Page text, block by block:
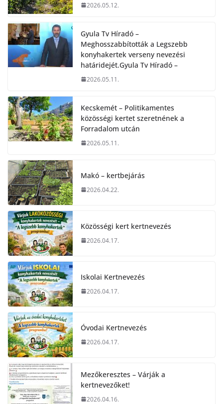
2026.05.12.
Gyula Tv Híradó –
Meghosszabbították a Legszebb
konyhakertek verseny nevezési
határidejét.Gyula Tv Híradó –
2026.05.11.
Kecskemét – Politikamentes
közösségi kertet szeretnének a
Forradalom utcán
2026.05.11.
Makó – kertbejárás
2026.04.22.
Közösségi kert kertnevezés
2026.04.17.
Iskolai Kertnevezés
2026.04.17.
Óvodai Kertnevezés
2026.04.17.
Mezőkeresztes – Várják a
kertnevezőket!
2026.04.16.